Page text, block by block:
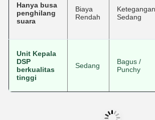
Hanya busa
penghilang
suara
Biaya
Rendah
Ketegangan
Sedang
Unit Kepala
DSP
berkualitas
tinggi
Sedang
Bagus /
Punchy